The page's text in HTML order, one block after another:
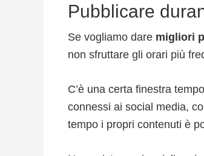
Pubblicare
Se vogliamo dare migliori
non sfruttare gli orari più
C’è una certa finestra
connessi ai social media,
tempo i propri contenuti è